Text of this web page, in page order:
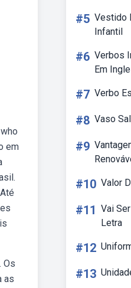
em
Os
as
#5 Vestido
Infantil
#6 Verbos
Em
#7 Verbo
#8 Vaso
#9
#10 Valor
#11 Vai
Letra
#12
#13